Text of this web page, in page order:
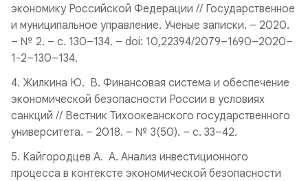
экономику Российской Федерации // Государственное
и муниципальное управление. Ученые записки. – 2020.
– № 2. – c. 130–134. – doi: 10,22394/2079–1690–2020–
1-2–130–134.
4. Жилкина Ю. В. Финансовая система и обеспечение
экономической безопасности России в условиях
санкций // Вестник Тихоокеанского государственного
университета. – 2018. – № 3(50). – c. 33–42.
5. Кайгородцев А. А. Анализ инвестиционного
процесса в контексте экономической безопасности